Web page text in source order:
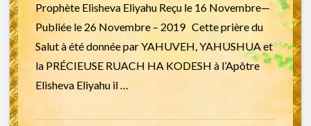
Prophète Elisheva Eliyahu Reçu le 16 Novembre—
Publiée le 26 Novembre – 2019 Cette prière du
Salut à été donnée par YAHUVEH, YAHUSHUA et
la PRÉCIEUSE RUACH HA KODESH à l’Apôtre
Elisheva Eliyahu il …